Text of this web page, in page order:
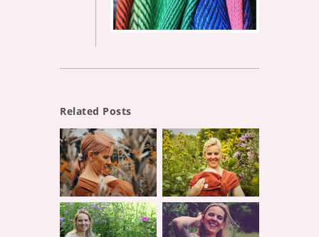
Related Posts